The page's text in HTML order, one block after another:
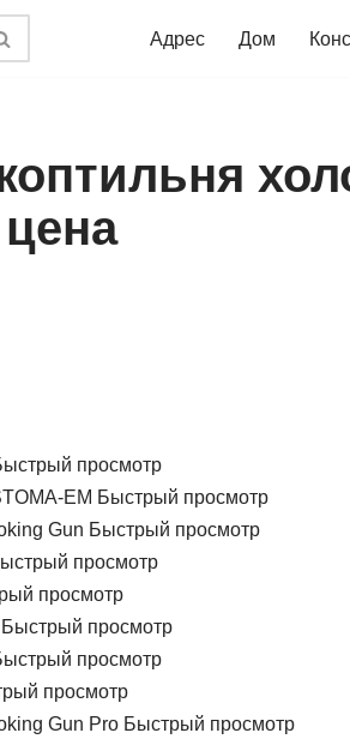
Адрес Дом
просмотр
Быстрый просмотр
Быстрый просмотр
просмотр
просмотр
просмотр
просмотр
просмотр
Быстрый просмотр